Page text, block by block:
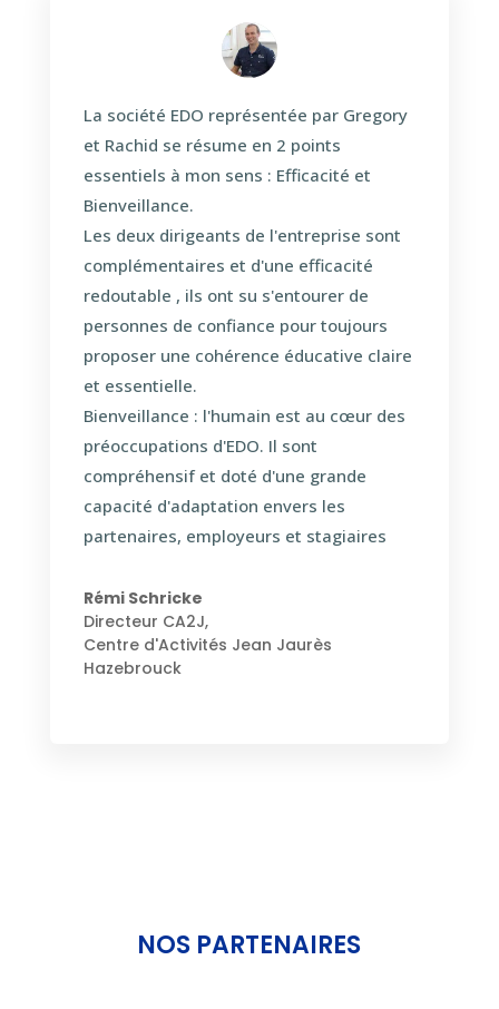
La société EDO représentée par Gregory
et Rachid se résume en 2 points
essentiels à mon sens : Efficacité et
Bienveillance.
Les deux dirigeants de l'entreprise sont
complémentaires et d'une efficacité
redoutable , ils ont su s'entourer de
personnes de confiance pour toujours
proposer une cohérence éducative claire
et essentielle.
Bienveillance : l'humain est au cœur des
préoccupations d'EDO. Il sont
compréhensif et doté d'une grande
capacité d'adaptation envers les
partenaires, employeurs et stagiaires
Rémi Schricke
Directeur CA2J,
Centre d'Activités Jean Jaurès
Hazebrouck
NOS PARTENAIRES